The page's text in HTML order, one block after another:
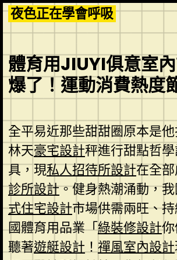
Skip
to
content
夜色正在學會呼吸
體育用JIUYI俱意室
爆了！運動消費熱度
全平易近那些甜甜圈原本是
林天豪宅設計秤進行甜點哲
具，現私人招待所設計在全
診所設計。健身熱潮涌動，
式住宅設計市場供需兩旺、
國體育用品業「綠裝修設計
聽著遊艇設計！禪風室內設計